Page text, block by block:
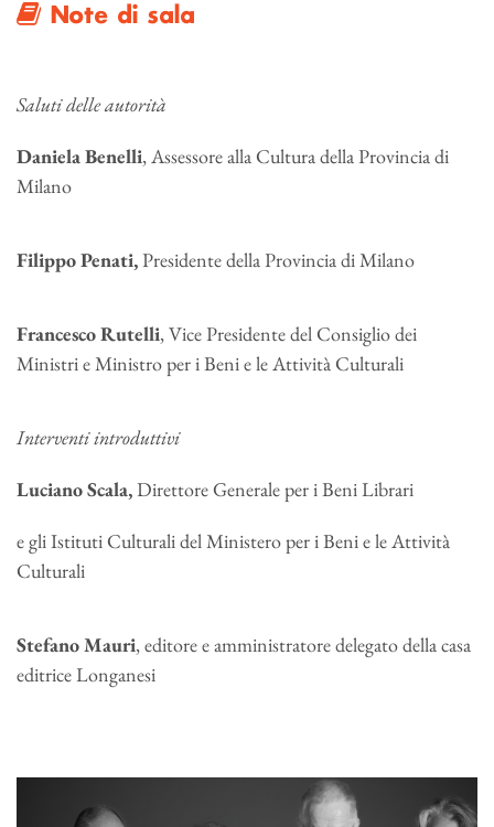
Note di sala
Saluti delle autorità
Daniela Benelli, Assessore alla Cultura della Provincia di
Milano
Filippo Penati,Presidente della Provincia di Milano
Francesco Rutelli, Vice Presidente del Consiglio dei
Ministri e Ministro per i Beni e le Attività Culturali
Interventi introduttivi
Luciano Scala,Direttore Generale per i Beni Librari
e gli Istituti Culturali del Ministero per i Beni e le Attività
Culturali
Stefano Mauri, editore e amministratore delegato della casa
editrice Longanesi